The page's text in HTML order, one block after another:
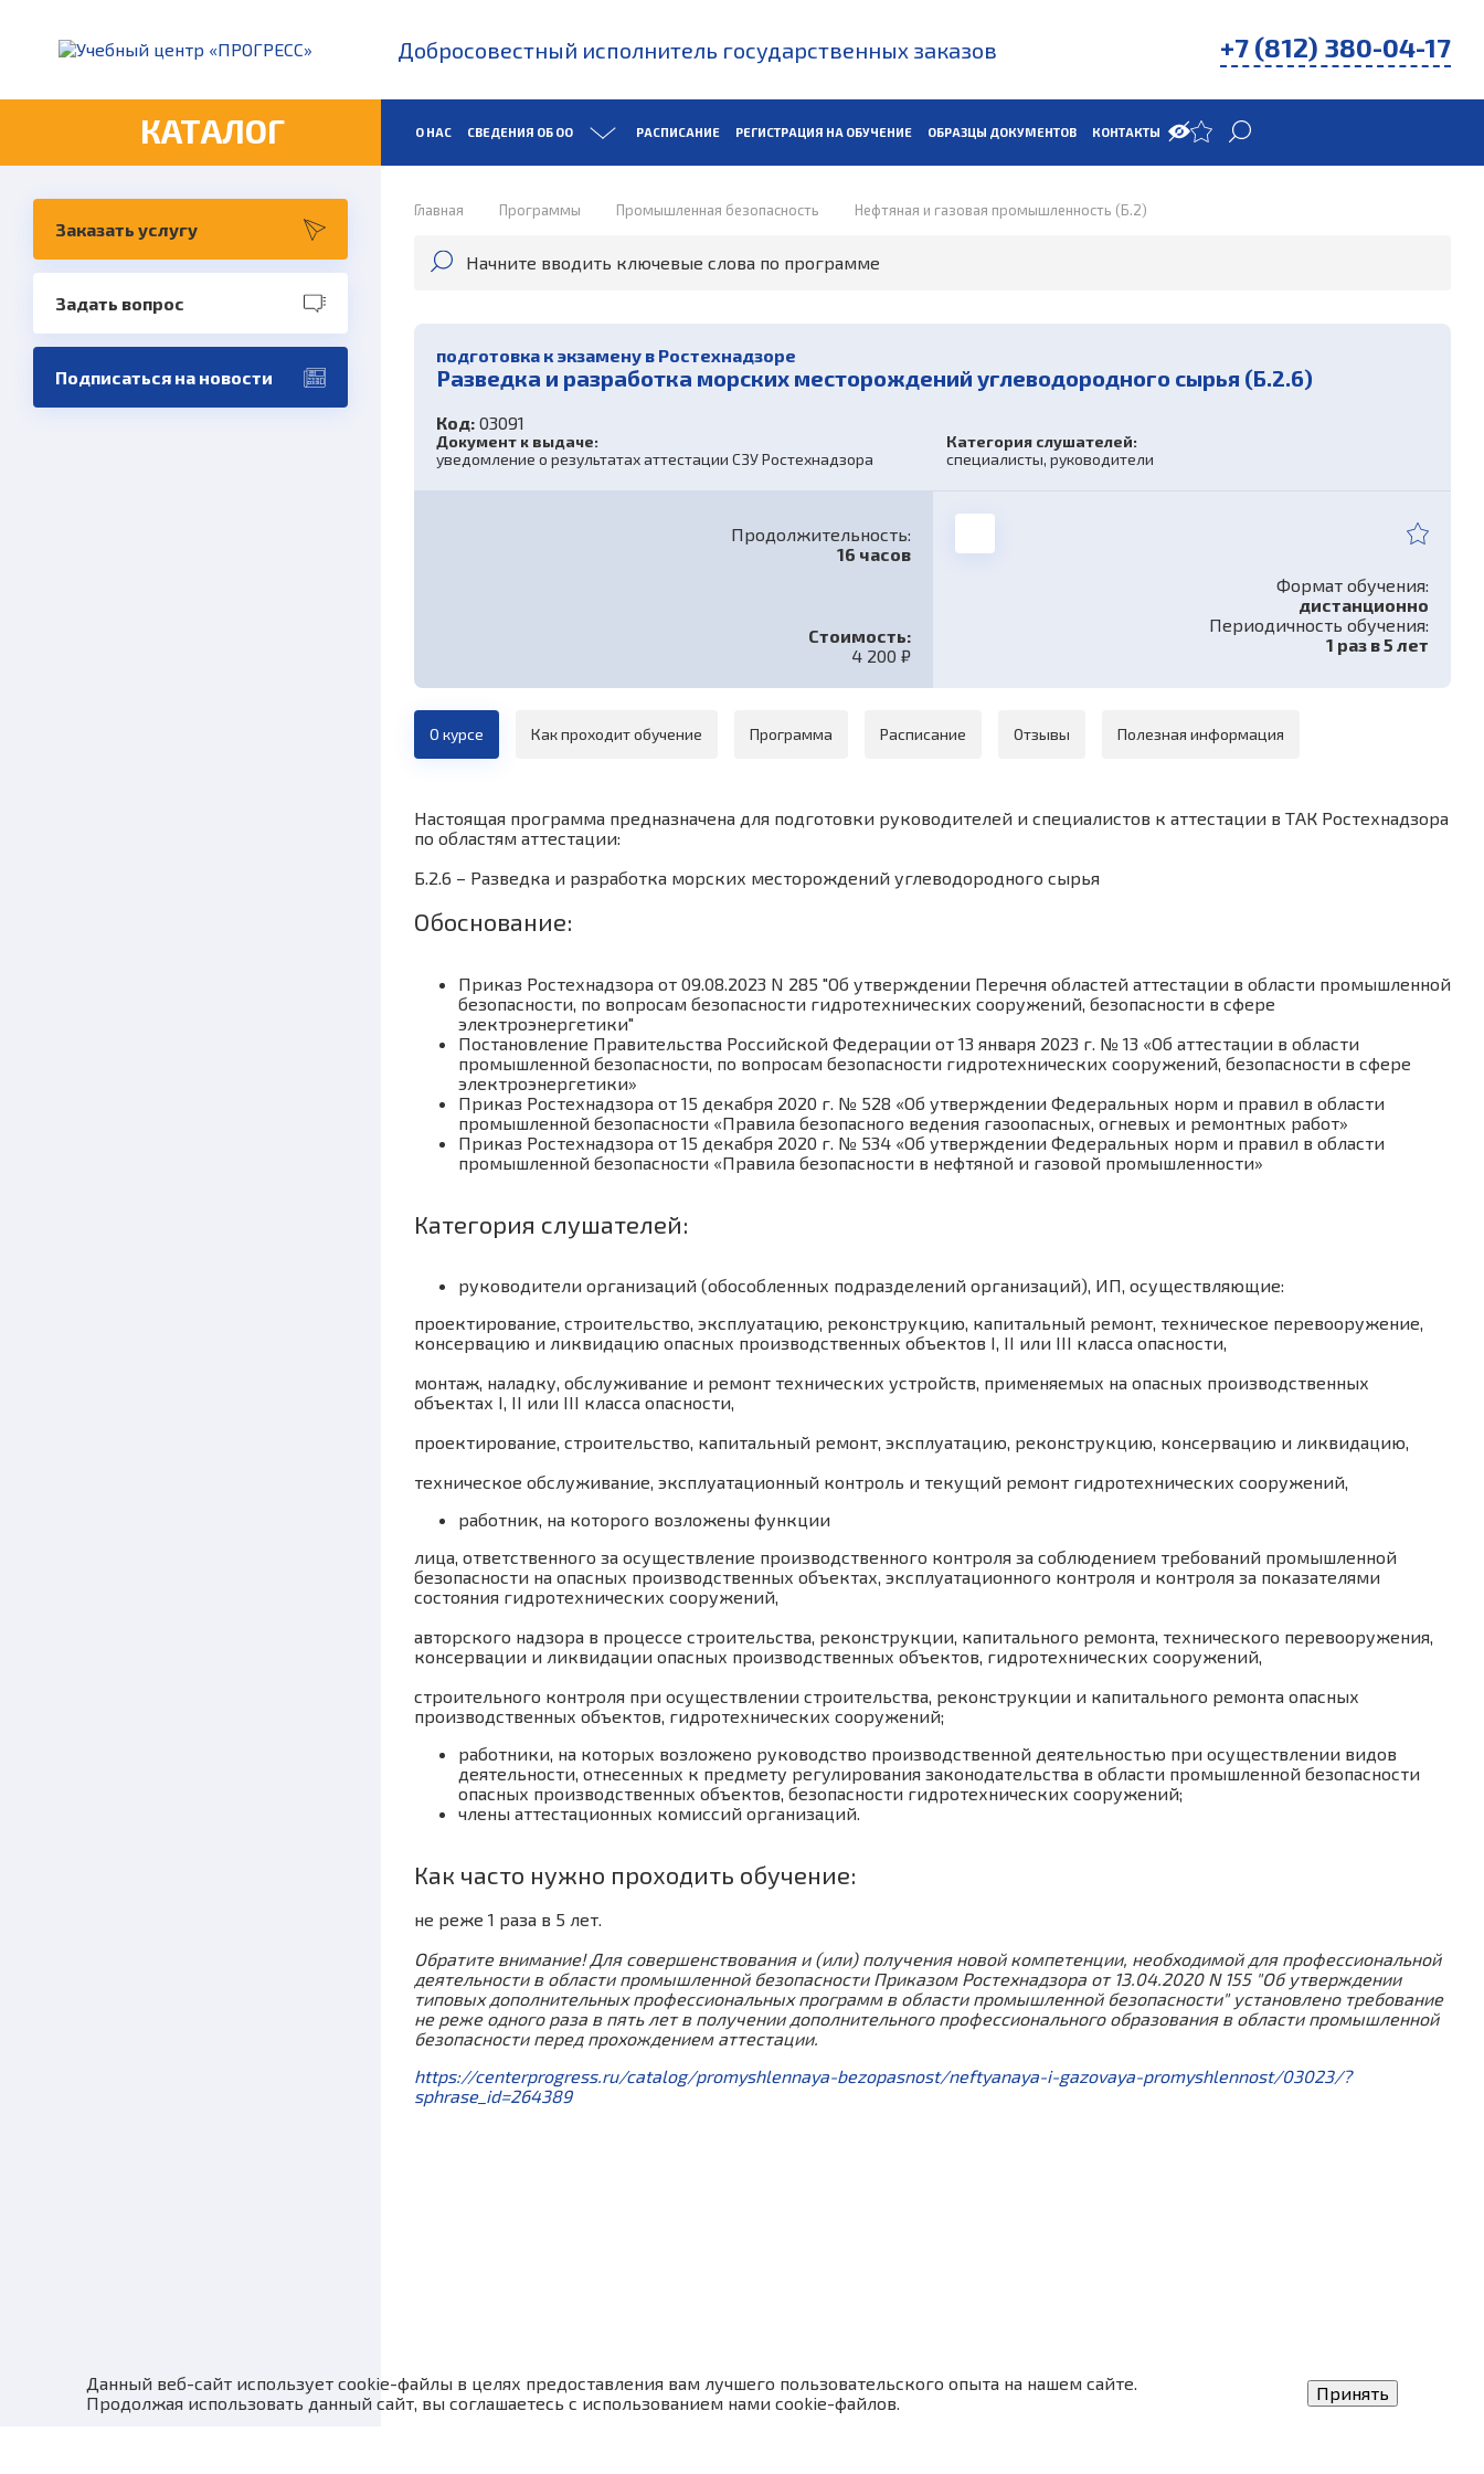
Добросовестный исполнитель государственных заказов +7 (812) 380-04-17
КАТАЛОГ О НАС СВЕДЕНИЯ ОБ ОО РАСПИСАНИЕ РЕГИСТРАЦИЯ НА ОБУЧЕНИЕ ОБРАЗЦЫ ДОКУМЕНТОВ КОНТАКТЫ
Заказать услугу
Задать вопрос
Подписаться на новости
Главная Программы Промышленная безопасность Нефтяная и газовая промышленность (Б.2)
подготовка к экзамену в Ростехнадзоре
Разведка и разработка морских месторождений углеводородного сырья (Б.2.6)
Код: 03091
Документ к выдаче:
уведомление о результатах аттестации СЗУ Ростехнадзора
Категория слушателей:
специалисты, руководители
Продолжительность:
16 часов
Стоимость:
4 200 ₽
Формат обучения:
дистанционно
Периодичность обучения:
1 раз в 5 лет
О курсе Как проходит обучение Программа Расписание Отзывы Полезная информация
Настоящая программа предназначена для подготовки руководителей и специалистов к аттестации в ТАК Ростехнадзора
по областям аттестации:
Б.2.6 – Разведка и разработка морских месторождений углеводородного сырья
Обоснование:
Приказ Ростехнадзора от 09.08.2023 N 285 "Об утверждении Перечня областей аттестации в области промышленной
безопасности, по вопросам безопасности гидротехнических сооружений, безопасности в сфере
электроэнергетики"
Постановление Правительства Российской Федерации от 13 января 2023 г. № 13 «Об аттестации в области
промышленной безопасности, по вопросам безопасности гидротехнических сооружений, безопасности в сфере
электроэнергетики»
Приказ Ростехнадзора от 15 декабря 2020 г. № 528 «Об утверждении Федеральных норм и правил в области
промышленной безопасности «Правила безопасного ведения газоопасных, огневых и ремонтных работ»
Приказ Ростехнадзора от 15 декабря 2020 г. № 534 «Об утверждении Федеральных норм и правил в области
промышленной безопасности «Правила безопасности в нефтяной и газовой промышленности»
Категория слушателей:
руководители организаций (обособленных подразделений организаций), ИП, осуществляющие:
проектирование, строительство, эксплуатацию, реконструкцию, капитальный ремонт, техническое перевооружение,
консервацию и ликвидацию опасных производственных объектов I, II или III класса опасности,
монтаж, наладку, обслуживание и ремонт технических устройств, применяемых на опасных производственных
объектах I, II или III класса опасности,
проектирование, строительство, капитальный ремонт, эксплуатацию, реконструкцию, консервацию и ликвидацию,
техническое обслуживание, эксплуатационный контроль и текущий ремонт гидротехнических сооружений,
работник, на которого возложены функции
лица, ответственного за осуществление производственного контроля за соблюдением требований промышленной
безопасности на опасных производственных объектах, эксплуатационного контроля и контроля за показателями
состояния гидротехнических сооружений,
авторского надзора в процессе строительства, реконструкции, капитального ремонта, технического перевооружения,
консервации и ликвидации опасных производственных объектов, гидротехнических сооружений,
строительного контроля при осуществлении строительства, реконструкции и капитального ремонта опасных
производственных объектов, гидротехнических сооружений;
работники, на которых возложено руководство производственной деятельностью при осуществлении видов
деятельности, отнесенных к предмету регулирования законодательства в области промышленной безопасности
опасных производственных объектов, безопасности гидротехнических сооружений;
члены аттестационных комиссий организаций.
Как часто нужно проходить обучение:
не реже 1 раза в 5 лет.
Обратите внимание! Для совершенствования и (или) получения новой компетенции, необходимой для профессиональной
деятельности в области промышленной безопасности Приказом Ростехнадзора от 13.04.2020 N 155 "Об утверждении
типовых дополнительных профессиональных программ в области промышленной безопасности" установлено требование
не реже одного раза в пять лет в получении дополнительного профессионального образования в области промышленной
безопасности перед прохождением аттестации.
https://centerprogress.ru/catalog/promyshlennaya-bezopasnost/neftyanaya-i-gazovaya-promyshlennost/03023/?
sphrase_id=264389
Данный веб-сайт использует cookie-файлы в целях предоставления вам лучшего пользовательского опыта на нашем сайте.
Продолжая использовать данный сайт, вы соглашаетесь с использованием нами cookie-файлов.
Принять